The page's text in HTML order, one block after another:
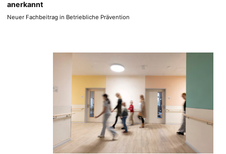
anerkannt
Neuer Fachbeitrag in Betriebliche Prävention